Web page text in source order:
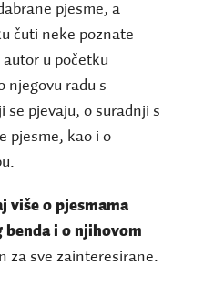
pjesme, a
čuti neke poznate
u početku
njegovu radu s
se pjevaju, o suradnji s
pjesme, kao i o
više o pjesmama
benda i o njihovom
za sve zainteresirane.